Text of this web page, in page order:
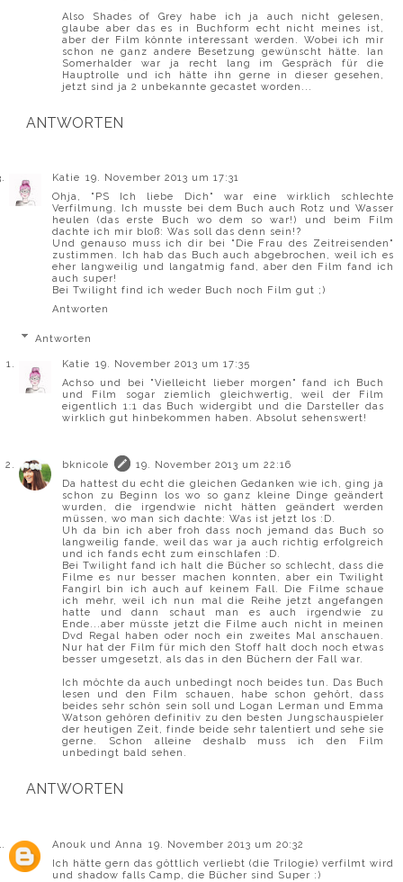
Also Shades of Grey habe ich ja auch nicht gelesen,
glaube aber das es in Buchform echt nicht meines ist,
aber der Film könnte interessant werden. Wobei ich mir
schon ne ganz andere Besetzung gewünscht hätte. Ian
Somerhalder war ja recht lang im Gespräch für die
Hauptrolle und ich hätte ihn gerne in dieser gesehen,
jetzt sind ja 2 unbekannte gecastet worden...
ANTWORTEN
Katie 19. November 2013 um 17:31
Ohja, "PS Ich liebe Dich" war eine wirklich schlechte
Verfilmung. Ich musste bei dem Buch auch Rotz und Wasser
heulen (das erste Buch wo dem so war!) und beim Film
dachte ich mir bloß: Was soll das denn sein!?
Und genauso muss ich dir bei "Die Frau des Zeitreisenden"
zustimmen. Ich hab das Buch auch abgebrochen, weil ich es
eher langweilig und langatmig fand, aber den Film fand ich
auch super!
Bei Twilight find ich weder Buch noch Film gut ;)
Antworten
Antworten
Katie 19. November 2013 um 17:35
Achso und bei "Vielleicht lieber morgen" fand ich Buch
und Film sogar ziemlich gleichwertig, weil der Film
eigentlich 1:1 das Buch widergibt und die Darsteller das
wirklich gut hinbekommen haben. Absolut sehenswert!
bknicole
19. November 2013 um 22:16
Da hattest du echt die gleichen Gedanken wie ich, ging ja
schon zu Beginn los wo so ganz kleine Dinge geändert
wurden, die irgendwie nicht hätten geändert werden
müssen, wo man sich dachte: Was ist jetzt los :D.
Uh da bin ich aber froh dass noch jemand das Buch so
langweilig fande, weil das war ja auch richtig erfolgreich
und ich fands echt zum einschlafen :D.
Bei Twilight fand ich halt die Bücher so schlecht, dass die
Filme es nur besser machen konnten, aber ein Twilight
Fangirl bin ich auch auf keinem Fall. Die Filme schaue
ich mehr, weil ich nun mal die Reihe jetzt angefangen
hatte und dann schaut man es auch irgendwie zu
Ende...aber müsste jetzt die Filme auch nicht in meinen
Dvd Regal haben oder noch ein zweites Mal anschauen.
Nur hat der Film für mich den Stoff halt doch noch etwas
besser umgesetzt, als das in den Büchern der Fall war.
Ich möchte da auch unbedingt noch beides tun. Das Buch
lesen und den Film schauen, habe schon gehört, dass
beides sehr schön sein soll und Logan Lerman und Emma
Watson gehören definitiv zu den besten Jungschauspieler
der heutigen Zeit, finde beide sehr talentiert und sehe sie
gerne. Schon alleine deshalb muss ich den Film
unbedingt bald sehen.
ANTWORTEN
Anouk und Anna 19. November 2013 um 20:32
Ich hätte gern das göttlich verliebt (die Trilogie) verfilmt wird
und shadow falls Camp, die Bücher sind Super :)